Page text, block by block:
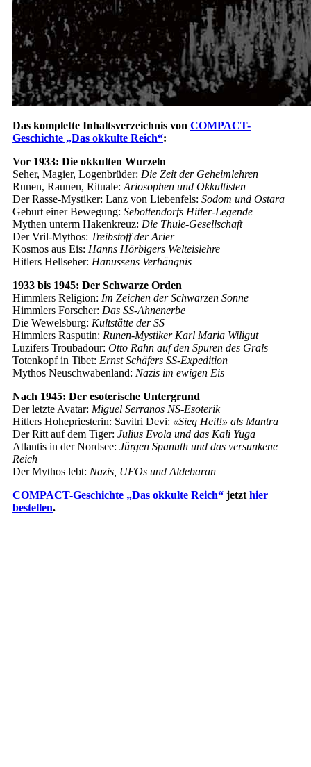
Das komplette Inhaltsverzeichnis von COMPACT-
Geschichte „Das okkulte Reich“:
Vor 1933: Die okkulten Wurzeln
Seher, Magier, Logenbrüder: Die Zeit der Geheimlehren
Runen, Raunen, Rituale: Ariosophen und Okkultisten
Der Rasse-Mystiker: Lanz von Liebenfels: Sodom und Ostara
Geburt einer Bewegung: Sebottendorfs Hitler-Legende
Mythen unterm Hakenkreuz: Die Thule-Gesellschaft
Der Vril-Mythos: Treibstoff der Arier
Kosmos aus Eis: Hanns Hörbigers Welteislehre
Hitlers Hellseher: Hanussens Verhängnis
1933 bis 1945: Der Schwarze Orden
Himmlers Religion: Im Zeichen der Schwarzen Sonne
Himmlers Forscher: Das SS-Ahnenerbe
Die Wewelsburg: Kultstätte der SS
Himmlers Rasputin: Runen-Mystiker Karl Maria Wiligut
Luzifers Troubadour: Otto Rahn auf den Spuren des Grals
Totenkopf in Tibet: Ernst Schäfers SS-Expedition
Mythos Neuschwabenland: Nazis im ewigen Eis
Nach 1945: Der esoterische Untergrund
Der letzte Avatar: Miguel Serranos NS-Esoterik
Hitlers Hohepriesterin: Savitri Devi: «Sieg Heil!» als Mantra
Der Ritt auf dem Tiger: Julius Evola und das Kali Yuga
Atlantis in der Nordsee: Jürgen Spanuth und das versunkene
Reich
Der Mythos lebt: Nazis, UFOs und Aldebaran
COMPACT-Geschichte „Das okkulte Reich“ jetzt hier
bestellen.